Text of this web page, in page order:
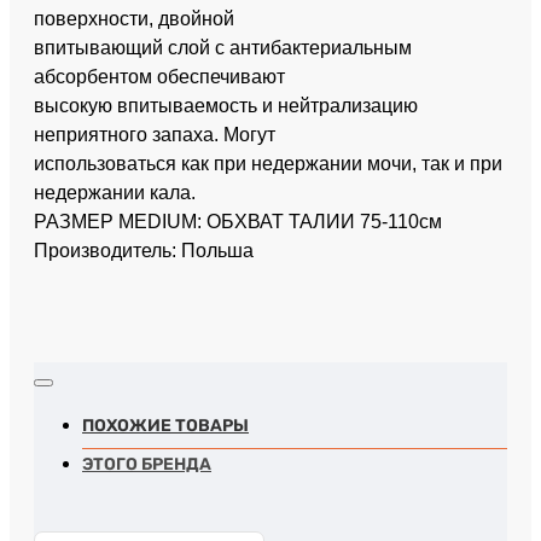
поверхности, двойной
впитывающий слой с антибактериальным
абсорбентом обеспечивают
высокую впитываемость и нейтрализацию
неприятного запаха. Могут
использоваться как при недержании мочи, так и при
недержании кала.
РАЗМЕР MEDIUM: ОБХВАТ ТАЛИИ 75-110см
Производитель: Польша
ПОХОЖИЕ ТОВАРЫ
ЭТОГО БРЕНДА